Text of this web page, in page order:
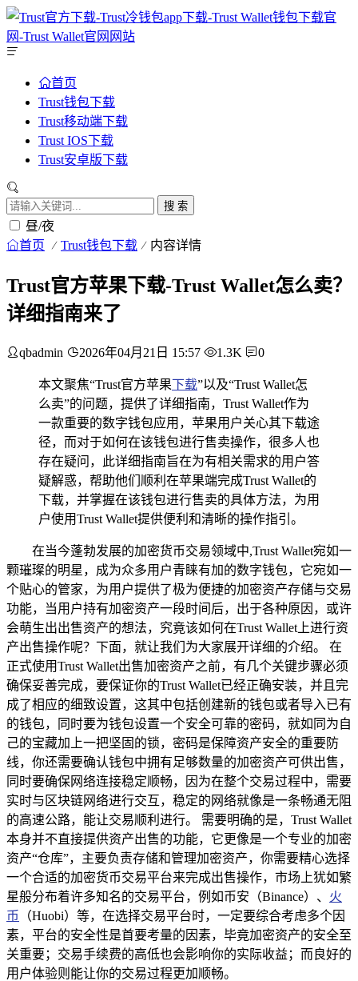
首页
Trust钱包下载
Trust移动端下载
Trust IOS下载
Trust安卓版下载
搜 索
昼/夜
首页 Trust钱包下载 内容详情
Trust官方苹果下载-Trust Wallet怎么卖？
详细指南来了
qbadmin 2026年04月21日 15:57 1.3K 0
本文聚焦“Trust官方苹果下载”以及“Trust Wallet怎
么卖”的问题，提供了详细指南，Trust Wallet作为
一款重要的数字钱包应用，苹果用户关心其下载途
径，而对于如何在该钱包进行售卖操作，很多人也
存在疑问，此详细指南旨在为有相关需求的用户答
疑解惑，帮助他们顺利在苹果端完成Trust Wallet的
下载，并掌握在该钱包进行售卖的具体方法，为用
户使用Trust Wallet提供便利和清晰的操作指引。
在当今蓬勃发展的加密货币交易领域中,Trust Wallet宛如一
颗璀璨的明星，成为众多用户青睐有加的数字钱包，它宛如一
个贴心的管家，为用户提供了极为便捷的加密资产存储与交易
功能，当用户持有加密资产一段时间后，出于各种原因，或许
会萌生出出售资产的想法，究竟该如何在Trust Wallet上进行资
产出售操作呢？下面，就让我们为大家展开详细的介绍。 在
正式使用Trust Wallet出售加密资产之前，有几个关键步骤必须
确保妥善完成，要保证你的Trust Wallet已经正确安装，并且完
成了相应的细致设置，这其中包括创建新的钱包或者导入已有
的钱包，同时要为钱包设置一个安全可靠的密码，就如同为自
己的宝藏加上一把坚固的锁，密码是保障资产安全的重要防
线，你还需要确认钱包中拥有足够数量的加密资产可供出售，
同时要确保网络连接稳定顺畅，因为在整个交易过程中，需要
实时与区块链网络进行交互，稳定的网络就像是一条畅通无阻
的高速公路，能让交易顺利进行。 需要明确的是，Trust Wallet
本身并不直接提供资产出售的功能，它更像是一个专业的加密
资产“仓库”，主要负责存储和管理加密资产，你需要精心选择
一个合适的加密货币交易平台来完成出售操作，市场上犹如繁
星般分布着许多知名的交易平台，例如币安（Binance）、 火
币
（Huobi）等，在选择交易平台时，一定要综合考虑多个因
素，平台的安全性是首要考量的因素，毕竟加密资产的安全至
关重要；交易手续费的高低也会影响你的实际收益；而良好的
用户体验则能让你的交易过程更加顺畅。